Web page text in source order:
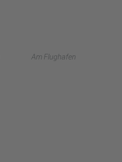
Am Flughafen